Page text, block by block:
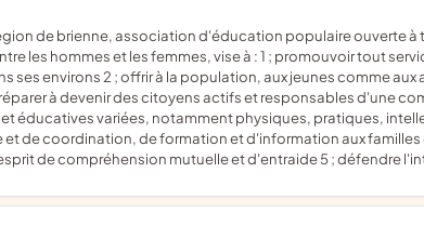
les hommes et les femmes, vise à : 1 ; promouvoir tout
ses environs 2 ; offrir à la population, aux jeunes comme
à devenir des citoyens actifs et responsables d'une
éducatives variées, notamment physiques, pratiques,
de coordination, de formation et d'information aux
de compréhension mutuelle et d'entraide 5 ; défendre